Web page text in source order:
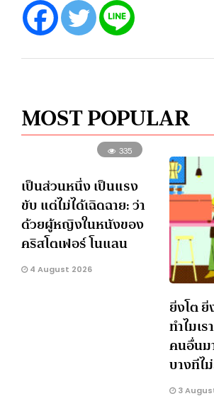
MOST POPULAR
335
เป็นส่วนหนึ่ง เป็นแรง
ขับ แต่ไม่ได้เฉิดฉาย: ว่า
ด้วยผู้หญิงในหนังของ
คริสโตเฟอร์ โนแลน
4 August 2026
ยิ่งโต
ทำไมเ
คนอื่น
บางทีไ
3